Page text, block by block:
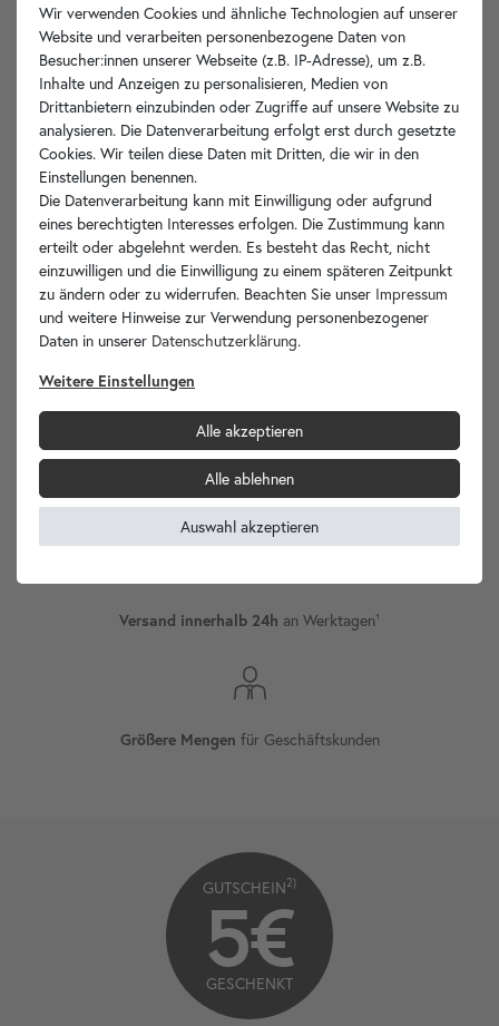
Artikelbeschreibung
Hersteller-Info
Ihre Vorteile
Ihr Spezialist für Waschbecken Unikate!
InternationalerVersand
Versand innerhalb 24h an Werktagen¹
Größere Mengen für Geschäftskunden
GUTSCHEIN2)
5€
GESCHENKT
Wir verwenden Cookies und ähnliche Technologien auf unserer
Website und verarbeiten personenbezogene Daten von
Besucher:innen unserer Webseite (z.B. IP-Adresse), um z.B.
Inhalte und Anzeigen zu personalisieren, Medien von
Drittanbietern einzubinden oder Zugriffe auf unsere Website zu
analysieren. Die Datenverarbeitung erfolgt erst durch gesetzte
Cookies. Wir teilen diese Daten mit Dritten, die wir in den
Einstellungen benennen.
Die Datenverarbeitung kann mit Einwilligung oder aufgrund
eines berechtigten Interesses erfolgen. Die Zustimmung kann
erteilt oder abgelehnt werden. Es besteht das Recht, nicht
einzuwilligen und die Einwilligung zu einem späteren Zeitpunkt
zu ändern oder zu widerrufen. Beachten Sie unser Impressum
und weitere Hinweise zur Verwendung personenbezogener
Daten in unserer Daten­schutz­erklärung.
Weitere Einstellungen
Alle akzeptieren
Alle ablehnen
Auswahl akzeptieren